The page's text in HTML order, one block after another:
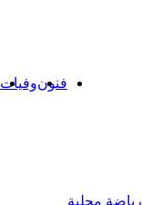
رياضة محلية
فنونوفيات